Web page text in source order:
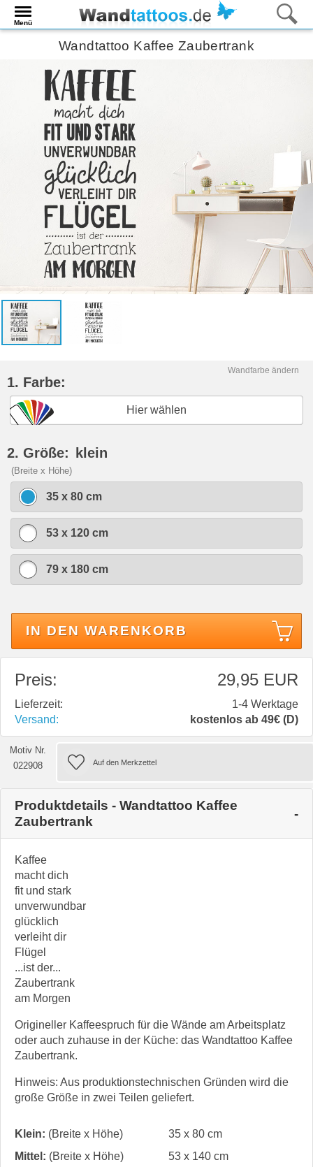
Menü
Wandtattoo Kaffee Zaubertrank
Wandfarbe ändern
1. Farbe:
Hier wählen
2. Größe: klein
(Breite x Höhe)
35 x 80 cm
53 x 120 cm
79 x 180 cm
IN DEN WARENKORB
Preis: 29,95 EUR
Lieferzeit:
1-4 Werktage
Versand:
kostenlos ab 49€ (D)
Motiv Nr.
022908
Produktdetails - Wandtattoo Kaffee
Zaubertrank
Kaffee
macht dich
fit und stark
unverwundbar
glücklich
verleiht dir
Flügel
...ist der...
Zaubertrank
am Morgen
Origineller Kaffeespruch für die Wände am Arbeitsplatz
oder auch zuhause in der Küche: das Wandtattoo Kaffee
Zaubertrank.
Hinweis: Aus produktionstechnischen Gründen wird die
große Größe in zwei Teilen geliefert.
Klein: (Breite x Höhe)
35 x 80 cm
Mittel: (Breite x Höhe)
53 x 140 cm